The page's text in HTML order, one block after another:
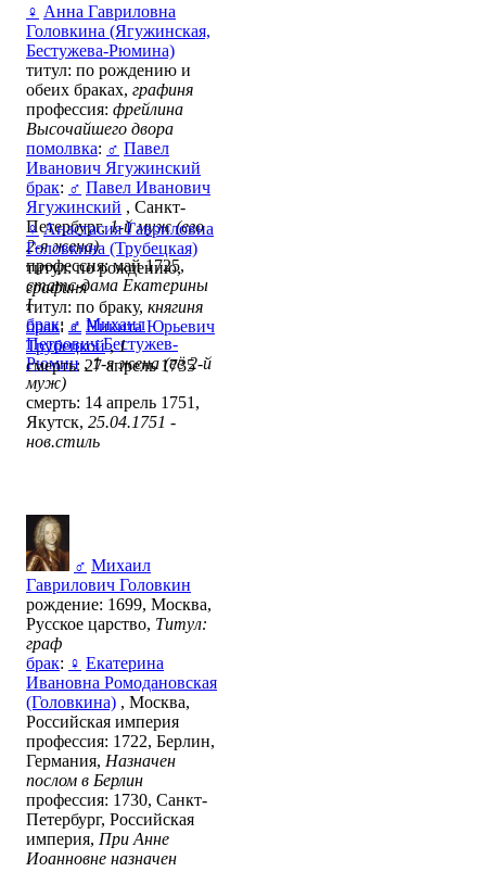
♀ Анна Гавриловна
Головкина (Ягужинская,
Бестужева-Рюмина)
титул: по рождению и
обеих браках, графиня
профессия: фрейлина
Высочайшего двора
помолвка: ♂ Павел
Иванович Ягужинский
брак: ♂ Павел Иванович
Ягужинский , Санкт-
Петербург,1-й муж (его
2-я жена)
профессия: май 1725,
статс-дама Екатерины
I
брак: ♂ Михаил
Петрович Бестужев-
Рюмин ,1-я жена (её 2-й
муж)
смерть: 14 апрель 1751,
Якутск, 25.04.1751 -
нов.стиль
♀ Анастасия Гавриловна
Головкина (Трубецкая)
титул: по рождению,
графиня
титул: по браку, княгиня
брак: ♂ Никита Юрьевич
Трубецкой,1
смерть: 27 апрель 1735
♂ Михаил
Гаврилович Головкин
рождение: 1699, Москва,
Русское царство, Титул:
граф
брак: ♀ Екатерина
Ивановна Ромодановская
(Головкина) , Москва,
Российская империя
профессия: 1722, Берлин,
Германия, Назначен
послом в Берлин
профессия: 1730, Санкт-
Петербург, Российская
империя, При Анне
Иоанновне назначен